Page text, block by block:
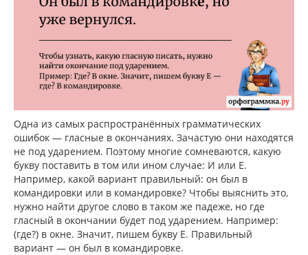
Одна из самых распространённых грамматических
ошибок — гласные в окончаниях. Зачастую они находятся
не под ударением. Поэтому многие сомневаются, какую
букву поставить в том или ином случае: И или Е.
Например, какой вариант правильный: он был в
командировки или в командировке? Чтобы выяснить это,
нужно найти другое слово в таком же падеже, но где
гласный в окончании будет под ударением. Например:
(где?) в окне. Значит, пишем букву Е. Правильный
вариант — он был в командировке.